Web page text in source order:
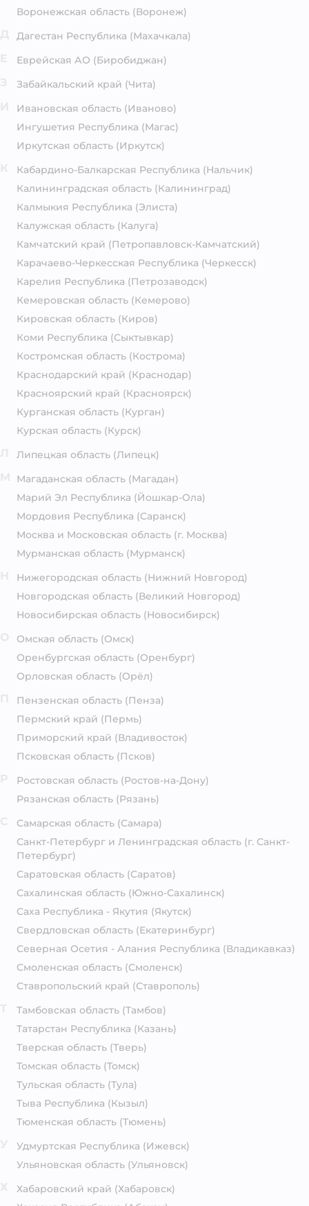
Воронежская область (Воронеж)
Дагестан Республика (Махачкала)
Еврейская АО (Биробиджан)
Забайкальский край (Чита)
Ивановская область (Иваново)
Ингушетия Республика (Магас)
Иркутская область (Иркутск)
Кабардино-Балкарская Республика (Нальчик)
Калининградская область (Калининград)
Калмыкия Республика (Элиста)
Калужская область (Калуга)
Камчатский край (Петропавловск-Камчатский)
Карачаево-Черкесская Республика (Черкесск)
Карелия Республика (Петрозаводск)
Кемеровская область (Кемерово)
Кировская область (Киров)
Коми Республика (Сыктывкар)
Костромская область (Кострома)
Краснодарский край (Краснодар)
Красноярский край (Красноярск)
Курганская область (Курган)
Курская область (Курск)
Липецкая область (Липецк)
Магаданская область (Магадан)
Марий Эл Республика (Йошкар-Ола)
Мордовия Республика (Саранск)
Москва и Московская область (г. Москва)
Мурманская область (Мурманск)
Нижегородская область (Нижний Новгород)
Новгородская область (Великий Новгород)
Новосибирская область (Новосибирск)
Омская область (Омск)
Оренбургская область (Оренбург)
Орловская область (Орёл)
Пензенская область (Пенза)
Пермский край (Пермь)
Приморский край (Владивосток)
Псковская область (Псков)
Ростовская область (Ростов-на-Дону)
Рязанская область (Рязань)
Самарская область (Самара)
Санкт-Петербург и Ленинградская область (г. Санкт-
Петербург)
Саратовская область (Саратов)
Сахалинская область (Южно-Сахалинск)
Саха Республика - Якутия (Якутск)
Свердловская область (Екатеринбург)
Северная Осетия - Алания Республика (Владикавказ)
Смоленская область (Смоленск)
Ставропольский край (Ставрополь)
Тамбовская область (Тамбов)
Татарстан Республика (Казань)
Тверская область (Тверь)
Томская область (Томск)
Тульская область (Тула)
Тыва Республика (Кызыл)
Тюменская область (Тюмень)
Удмуртская Республика (Ижевск)
Ульяновская область (Ульяновск)
Хабаровский край (Хабаровск)